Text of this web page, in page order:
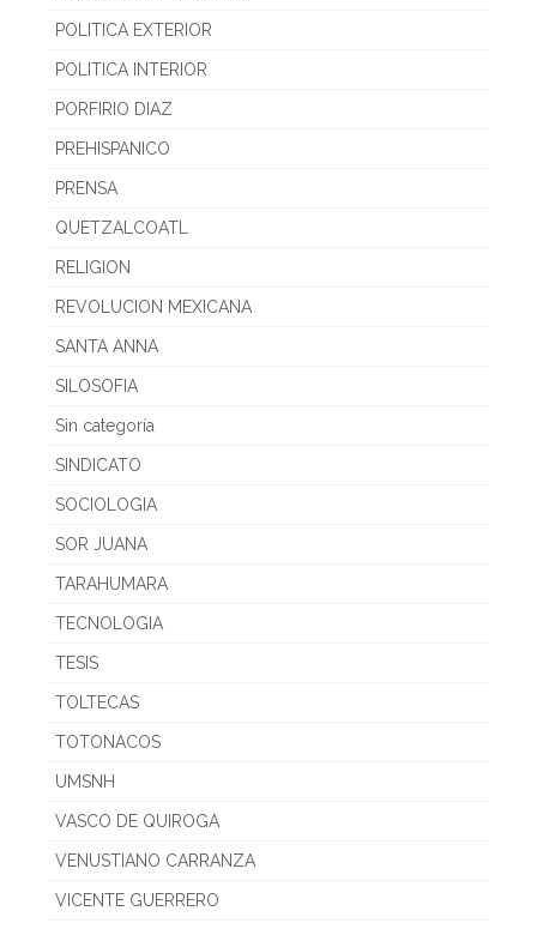
POLITICA EXTERIOR
POLITICA INTERIOR
PORFIRIO DIAZ
PREHISPANICO
PRENSA
QUETZALCOATL
RELIGION
REVOLUCION MEXICANA
SANTA ANNA
SILOSOFIA
Sin categoría
SINDICATO
SOCIOLOGIA
SOR JUANA
TARAHUMARA
TECNOLOGIA
TESIS
TOLTECAS
TOTONACOS
UMSNH
VASCO DE QUIROGA
VENUSTIANO CARRANZA
VICENTE GUERRERO